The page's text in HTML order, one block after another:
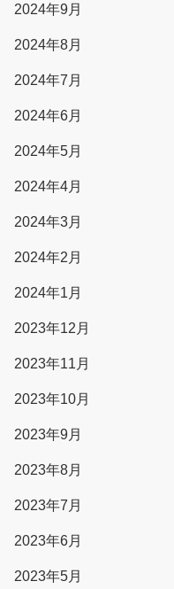
2024年9月
2024年8月
2024年7月
2024年6月
2024年5月
2024年4月
2024年3月
2024年2月
2024年1月
2023年12月
2023年11月
2023年10月
2023年9月
2023年8月
2023年7月
2023年6月
2023年5月